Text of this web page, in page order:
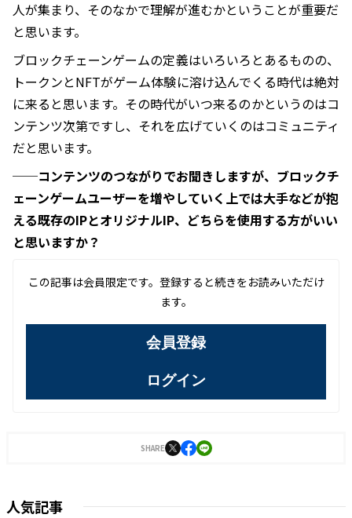
人が集まり、そのなかで理解が進むかということが重要だ
と思います。
ブロックチェーンゲームの定義はいろいろとあるものの、
トークンとNFTがゲーム体験に溶け込んでくる時代は絶対
に来ると思います。その時代がいつ来るのかというのはコ
ンテンツ次第ですし、それを広げていくのはコミュニティ
だと思います。
──コンテンツのつながりでお聞きしますが、ブロックチ
ェーンゲームユーザーを増やしていく上では大手などが抱
える既存のIPとオリジナルIP、どちらを使用する方がいい
と思いますか？
この記事は会員限定です。登録すると続きをお読みいただけ
ます。
会員登録
ログイン
SHARE
人気記事